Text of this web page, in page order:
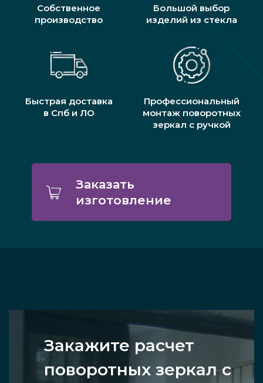
Собственное
производство
Большой выбор
изделий из стекла
Быстрая доставка
в Спб и ЛО
Профессиональный
монтаж поворотных
зеркал с ручкой
Заказать
изготовление
Закажите расчет
поворотных зеркал с